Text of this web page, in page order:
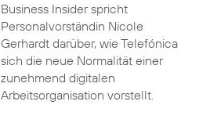
Business Insider spricht
Personalvorständin Nicole
Gerhardt darüber, wie Telefónica
sich die neue Normalität einer
zunehmend digitalen
Arbeitsorganisation vorstellt.